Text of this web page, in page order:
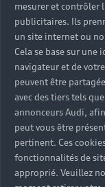
SUV électrique
SUV
SUV compact
Espace Client
Heycar
SUV société
Achat véhicule
Avantages
Flotte automobile
LLD
Accessoires et
Espace
Audi connect
Informations
Functions on
Action de Service
Audi Assistance
Notre vision
Audi Sport
Nos technologies
myAudi
Audi Shop :
Espace actualités
© 2026 Audi
Mentions légales
Gérer vos cookies
Système de
Fiche produit
Devis & RDV
Demande
Opérateurs
mesurer et contrôler
publicitaires. Ils
un site internet ou
Cela se base sur
navigateur et de
peuvent être
avec des tiers tels
annonceurs Audi,
peut vous être
pertinent. Ces
fonctionnalités de
approprié. Veuillez